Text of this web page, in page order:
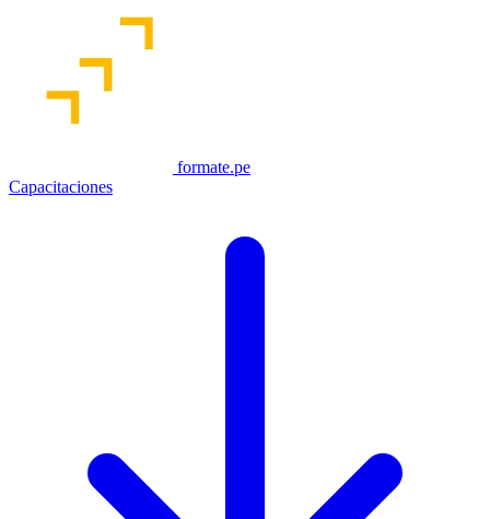
formate.pe
Capacitaciones